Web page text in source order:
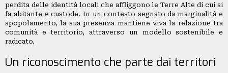
perdita delle identità locali che affliggono le Terre Alte di cui si
fa abitante e custode. In un contesto segnato da marginalità e
spopolamento, la sua presenza mantiene viva la relazione tra
comunità e territorio, attraverso un modello sostenibile e
radicato.
Un riconoscimento che parte dai territori